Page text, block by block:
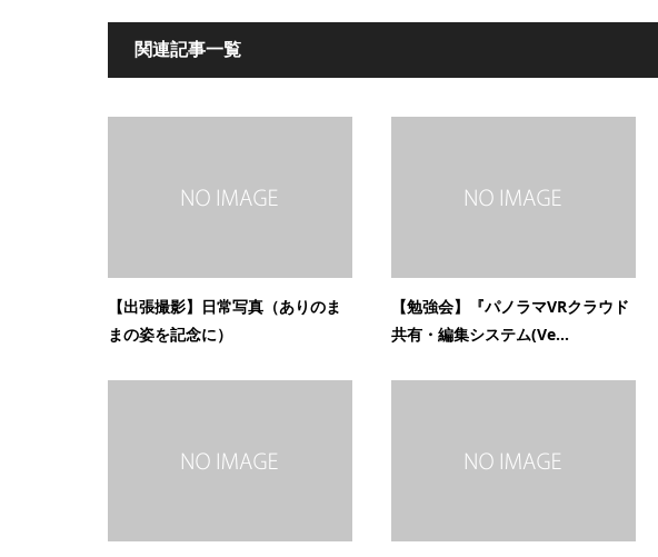
関連記事一覧
【出張撮影】日常写真（ありのま
まの姿を記念に）
【勉強会】『パノラマVRクラウド
共有・編集システム(Ve...